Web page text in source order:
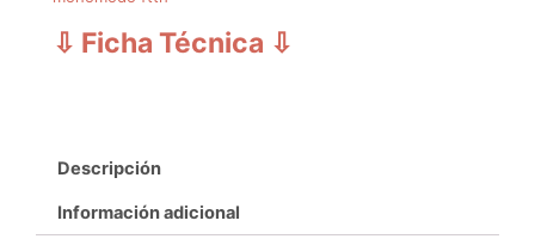
⇩ Ficha Técnica ⇩
Descripción
Información adicional